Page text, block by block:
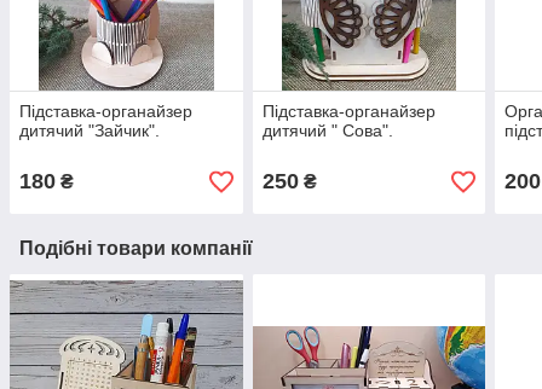
Підставка-органайзер
дитячий "Зайчик".
180 ₴
Підставка-органайзер
дитячий " Сова".
250₴ 200
Подібні товари компанії